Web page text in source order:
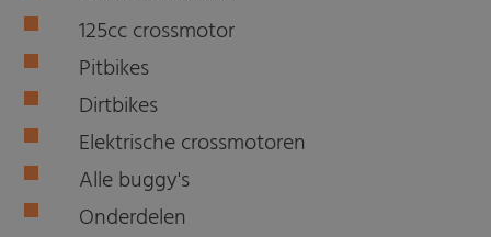
125cc crossmotor
Pitbikes
Dirtbikes
Elektrische crossmotoren
Alle buggy's
Onderdelen